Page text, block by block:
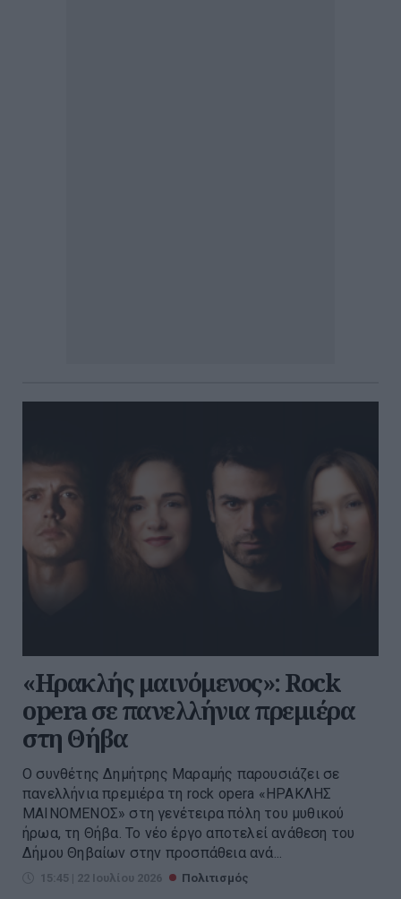
«Ηρακλής μαινόμενος»: Rock
opera σε πανελλήνια πρεμιέρα
στη Θήβα
Ο συνθέτης Δημήτρης Μαραμής παρουσιάζει σε
πανελλήνια πρεμιέρα τη rock opera «ΗΡΑΚΛΗΣ
ΜΑΙΝΟΜΕΝΟΣ» στη γενέτειρα πόλη του μυθικού
ήρωα, τη Θήβα. Το νέο έργο αποτελεί ανάθεση του
Δήμου Θηβαίων στην προσπάθεια ανά...
15:45 | 22 Ιουλίου 2026 Πολιτισμός